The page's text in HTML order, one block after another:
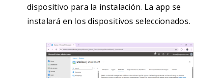
dispositivo para la instalación. La app se
instalará en los dispositivos seleccionados.